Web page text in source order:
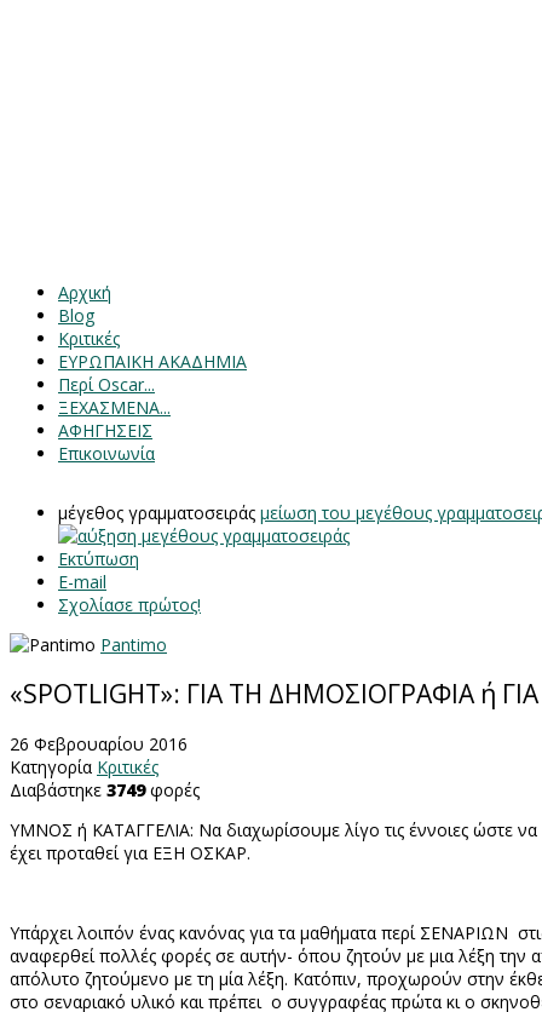
Αρχική
Blog
Κριτικές
ΕΥΡΩΠΑΙΚΗ ΑΚΑΔΗΜΙΑ
Περί Oscar...
ΞΕΧΑΣΜΕΝΑ...
ΑΦΗΓΗΣΕΙΣ
Επικοινωνία
μέγεθος γραμματοσειράς μείωση του μεγέθους
Εκτύπωση
E-mail
Σχολίασε πρώτος!
Pantimo
«SPOTLIGHT»: ΓΙΑ ΤΗ ΔΗΜΟΣΙΟΓΡΑΦΙΑ ή
26 Φεβρουαρίου 2016
Κατηγορία Κριτικές
Διαβάστηκε 3749φορές
ΥΜΝΟΣ ή ΚΑΤΑΓΓΕΛΙΑ: Να διαχωρίσουμε λίγο τις έννοιες ώστε
έχει προταθεί για ΕΞΗ ΟΣΚΑΡ.
Υπάρχει λοιπόν ένας κανόνας για τα μαθήματα περί ΣΕΝΑΡΙΩΝ
αναφερθεί πολλές φορές σε αυτήν- όπου ζητούν με μια λέξη την
απόλυτο ζητούμενο με τη μία λέξη. Κατόπιν, προχωρούν στην
στο σεναριακό υλικό και πρέπει ο συγγραφέας πρώτα κι ο